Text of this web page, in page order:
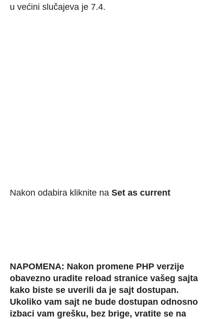
u većini slučajeva je 7.4.
Nakon odabira kliknite na Set as current
NAPOMENA: Nakon promene PHP verzije
obavezno uradite reload stranice vašeg sajta
kako biste se uverili da je sajt dostupan.
Ukoliko vam sajt ne bude dostupan odnosno
izbaci vam grešku, bez brige, vratite se na